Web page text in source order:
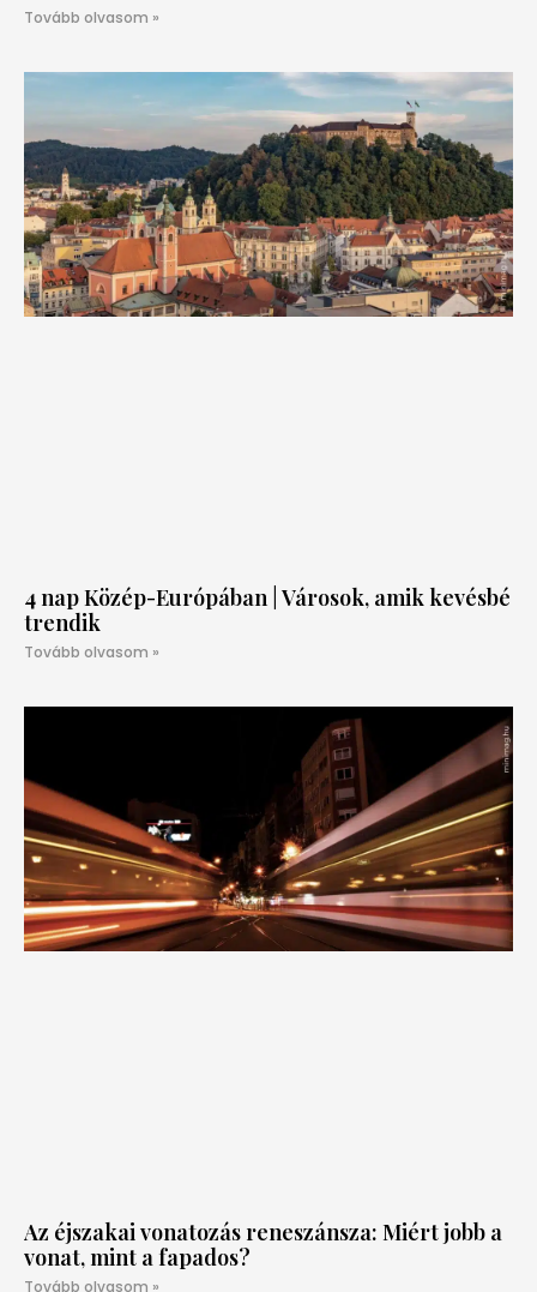
Tovább olvasom »
4 nap Közép-Európában | Városok, amik kevésbé
trendik
Tovább olvasom »
Az éjszakai vonatozás reneszánsza: Miért jobb a
vonat, mint a fapados?
Tovább olvasom »